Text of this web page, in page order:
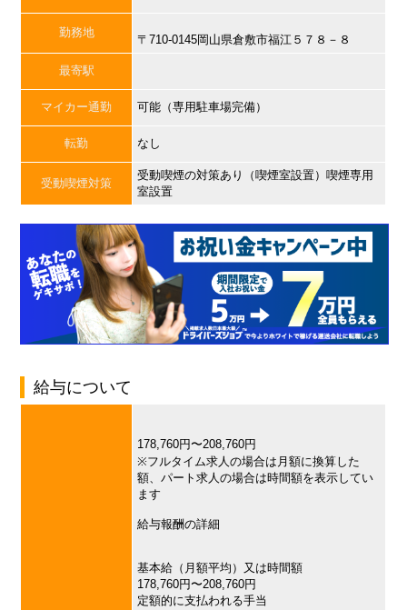
勤務地
〒710-0145岡山県倉敷市福江５７８－８
最寄駅
マイカー通勤 可能（専用駐車場完備）
転勤 なし
受動喫煙対策
受動喫煙の対策あり（喫煙室設置）喫煙専用
室設置
給与について
178,760円〜208,760円
※フルタイム求人の場合は月額に換算した
額、パート求人の場合は時間額を表示してい
ます
給与報酬の詳細
基本給（月額平均）又は時間額
178,760円〜208,760円
定額的に支払われる手当